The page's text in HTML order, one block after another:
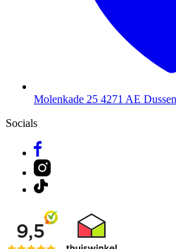
Molenkade 25 4271 AE Dussen
Socials